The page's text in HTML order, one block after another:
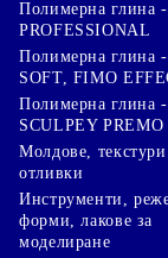
Полимерна глина
PROFESSIONAL
Полимерна глина
SOFT, FIMO
Полимерна глина -
SCULPEY PREMO
Молдове,
отливки
Инструменти,
форми, лакове за
моделиране